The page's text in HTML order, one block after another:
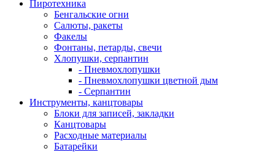
Пиротехника
Бенгальские огни
Салюты, ракеты
Факелы
Фонтаны, петарды, свечи
Хлопушки, серпантин
- Пневмохлопушки
- Пневмохлопушки цветной дым
- Серпантин
Инструменты, канцтовары
Блоки для записей, закладки
Канцтовары
Расходные материалы
Батарейки